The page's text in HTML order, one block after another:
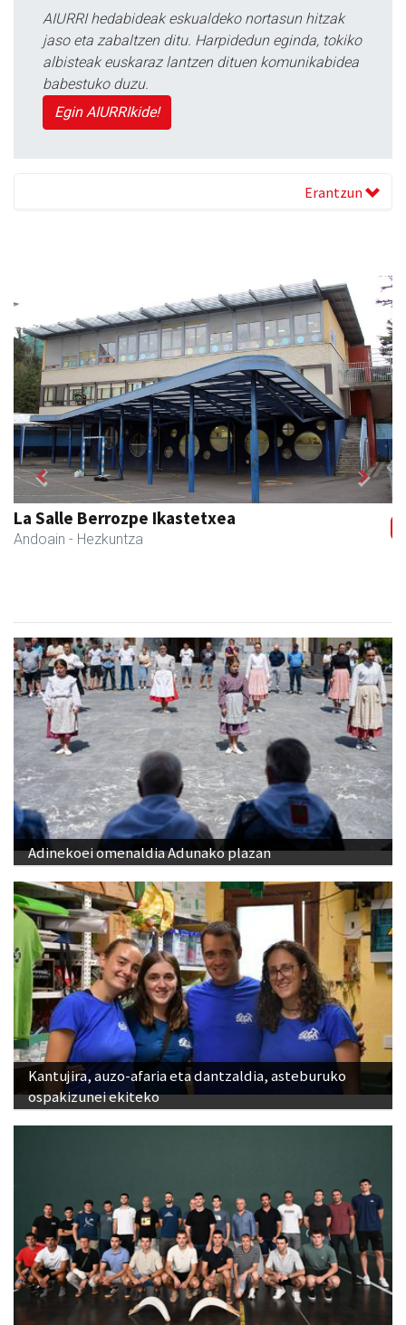
AIURRI hedabideak eskualdeko nortasun hitzak
jaso eta zabaltzen ditu. Harpidedun eginda, tokiko
albisteak euskaraz lantzen dituen komunikabidea
babestuko duzu.
Egin AIURRIkide!
Erantzun
Bengoetxea autoeskola
Andoain - Autoeskolak
Previous Next
Adinekoei omenaldia Adunako plazan
Kantujira, auzo-afaria eta dantzaldia, asteburuko
ospakizunei ekiteko